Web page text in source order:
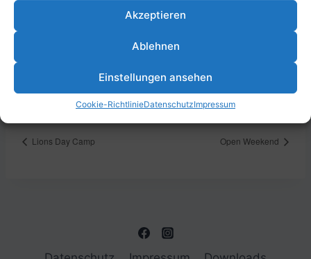
Akzeptieren
Ablehnen
Einstellungen ansehen
Cookie-RichtlinieDatenschutzImpressum
Parkstraße 43, 13585
Lions Day Camp Open Weekend